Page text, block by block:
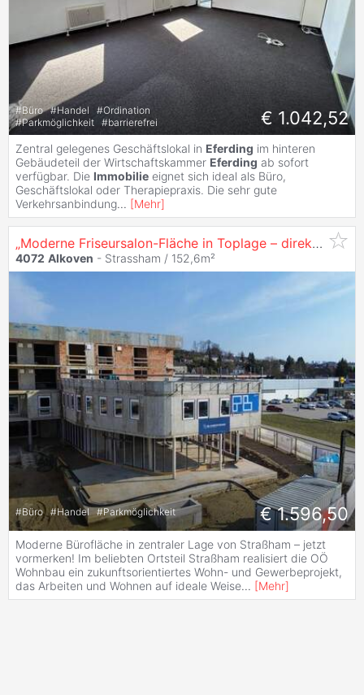
#Büro #Handel #Ordination
#Parkmöglichkeit #barrierefrei € 1.042,52
Zentral gelegenes Geschäftslokal in Eferding im hinteren
Gebäudeteil der Wirtschaftskammer Eferding ab sofort
verfügbar. Die Immobilie eignet sich ideal als Büro,
Geschäftslokal oder Therapiepraxis. Die sehr gute
Verkehrsanbindung... [Mehr]
„Moderne Friseursalon-Fläche in Toplage – direkt am Platz in Straßham“
4072 Alkoven - Strassham / 152,6m²
#Büro #Handel #Parkmöglichkeit € 1.596,50
Moderne Bürofläche in zentraler Lage von Straßham – jetzt
vormerken! Im beliebten Ortsteil Straßham realisiert die OÖ
Wohnbau ein zukunftsorientiertes Wohn- und Gewerbeprojekt,
das Arbeiten und Wohnen auf ideale Weise... [Mehr]